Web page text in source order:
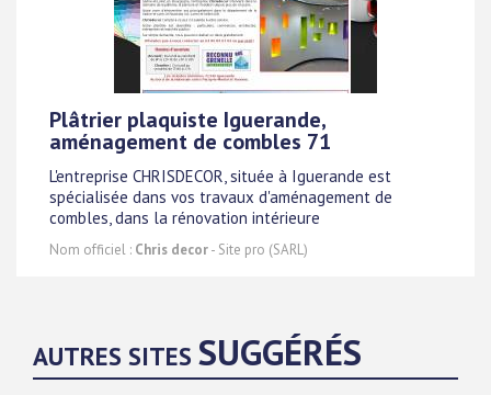
Plâtrier plaquiste Iguerande,
aménagement de combles 71
L'entreprise CHRISDECOR, située à Iguerande est
spécialisée dans vos travaux d'aménagement de
combles, dans la rénovation intérieure
Nom officiel : Chris decor- Site pro (SARL)
AUTRES SITES SUGGÉRÉS